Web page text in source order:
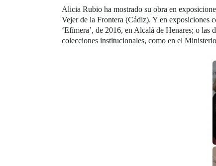
Alicia Rubio ha mostrado su obra en
Vejer de la Frontera (Cádiz). Y en exposiciones
‘Efímera’, de 2016, en Alcalá de Henares; o las
colecciones institucionales, como en el